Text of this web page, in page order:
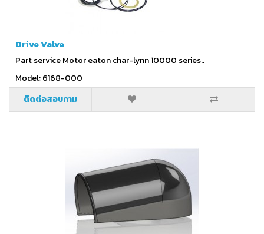
Drive Valve
Part service Motor eaton char-lynn 10000 series..
Model: 6168-000
ติดต่อสอบถาม